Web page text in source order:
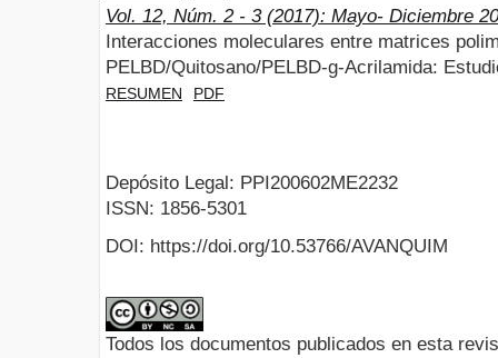
Vol. 12, Núm. 2 - 3 (2017): Mayo- Diciembre
Interacciones moleculares entre matrices
PELBD/Quitosano/PELBD-g-Acrilamida:
RESUMEN PDF
Depósito Legal: PPI200602ME2232
ISSN: 1856-5301
DOI: https://doi.org/10.53766/AVANQUIM
Todos los documentos publicados en esta